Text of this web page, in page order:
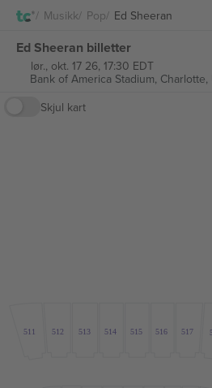
Musikk Pop Ed Sheeran
Ed Sheeran billetter
lør., okt. 17 26, 17:30 EDT
Bank of America Stadium,
Skjul kart
511 512 513 514 515 516 517